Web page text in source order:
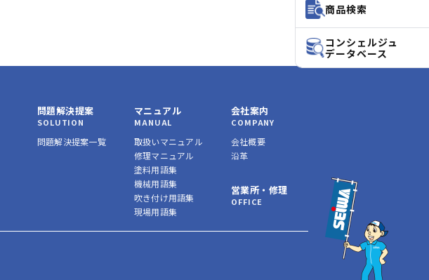
問題解決提案
SOLUTION
問題解決提案一覧
マニュアル
MANUAL
取扱いマニュアル
修理マニュアル
塗料用語集
機械用語集
吹き付け用語集
現場用語集
会社案内
COMPANY
会社概要
沿革
営業所・修理
OFFICE
商品検索
コンシェルジュ
データベース